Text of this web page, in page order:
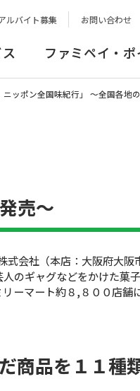
ルバイト募集 お問い合わせ
ファミペイ・ポ
ッポン全国味紀行」 〜全国各地
売〜
会社（本店：大阪府大阪
のギャグなどをかけた菓子
ーマート約８,８００店舗
商品を１１種